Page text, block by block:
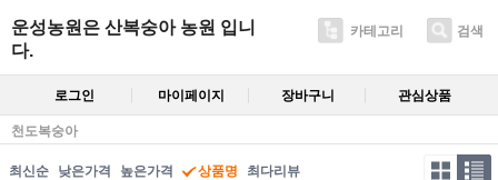
운성농원은 산복숭아 농원 입니
다.
카테고리 검색
로그인 마이페이지 장바구니 관심상품
천도복숭아
최신순 낮은가격 높은가격 상품명 최다리뷰